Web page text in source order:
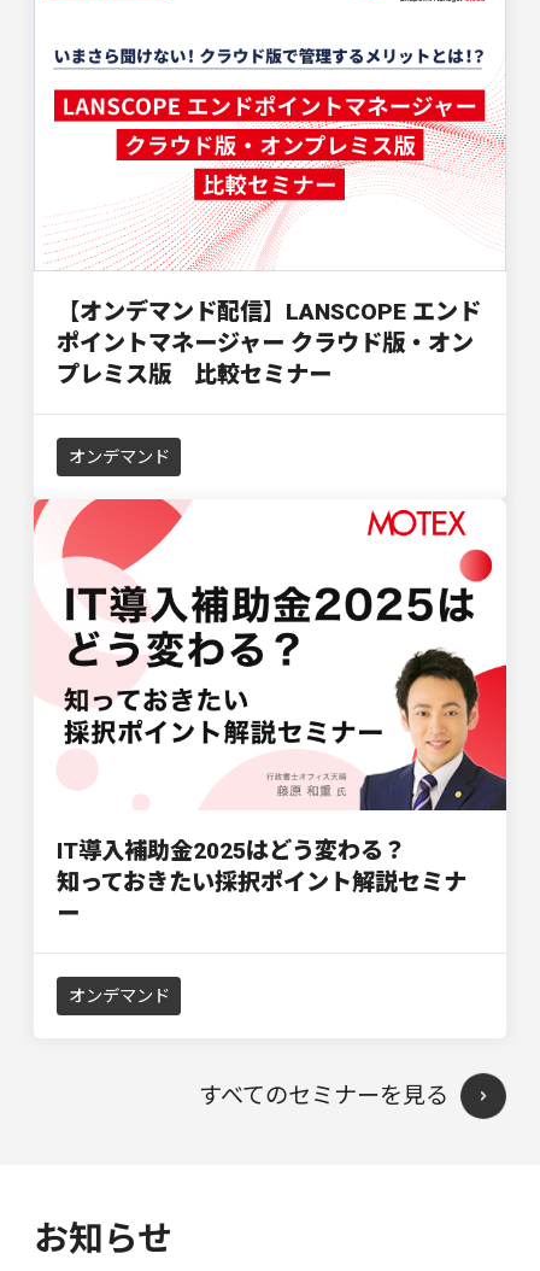
【オンデマンド配信】LANSCOPE エンド
ポイントマネージャー クラウド版・オン
プレミス版 比較セミナー
オンデマンド
IT導入補助金2025はどう変わる？
知っておきたい採択ポイント解説セミナ
ー
オンデマンド
すべてのセミナーを見る
お知らせ